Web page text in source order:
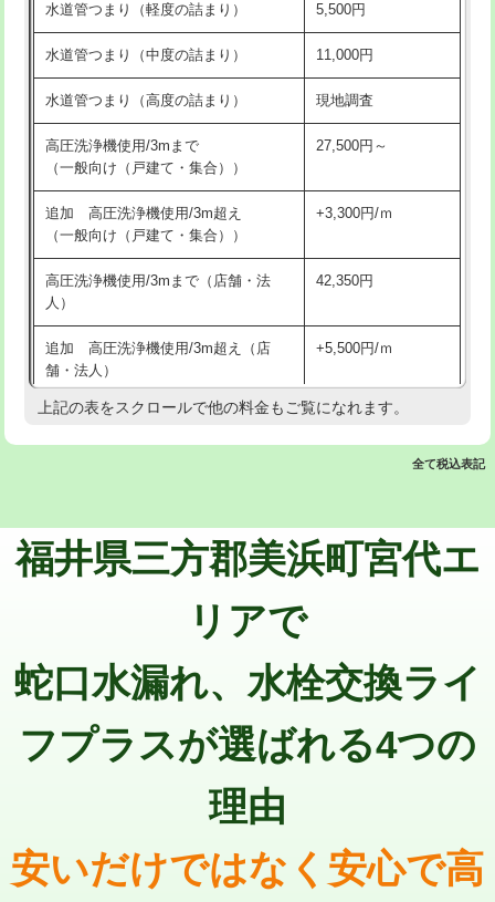
洗面台設置 38,500円
化粧台設置 22,000円
追加人工 16,500円
廃棄・処分 現場見積
※給水管工事は20mmまでの価格です。
交換・取付(排水栓・排水トラップ
22,000円+材料費
持込商品取付（混合水栓）
持込商品取付（浄水器・分岐水栓） 16,500円
業）
排水管工事（追加 排水管工事/3ｍ超
え）
マス交換（土の掘削・埋め戻し作業） 11,000円~
マス交換（深さ50㎝以上） 66,000円
コンクリート斫り（厚さ10㎝超え）
モルタル補修（厚さ10㎝まで） 27,500円
モルタル補修（厚さ10㎝超え）
追加人工 16,500円
水道管つまり（軽度の詰まり） 5,500円
水道管つまり（中度の詰まり） 11,000円
水道管つまり（高度の詰まり） 現地調査
高圧洗浄機使用/3mまで
（一般向け（戸建て・集合））
27,500円～
追加 高圧洗浄機使用/3m超え
（一般向け（戸建て・集合））
+3,300円/ｍ
高圧洗浄機使用/3mまで（店舗・法
人）
42,350円
追加 高圧洗浄機使用/3m超え（店
舗・法人）
+5,500円/ｍ
高度高圧洗浄換 現地調査
追加トーラー機使用/3m超え +3,300円
止水・漏水調査・防水処理・清掃・修
11,000円
止水・漏水調査・防水処理・清掃・修
22,000円
止水・漏水調査・防水処理・清掃・修
その他部品の脱着 8,800円～
上記の表をスクロールで他の料金もご覧になれます。
全て税込表記
福井県三方郡美浜町宮代エ
リアで
蛇口水漏れ、水栓交換ライ
フプラスが選ばれる4つの
理由
安いだけではなく安心で高